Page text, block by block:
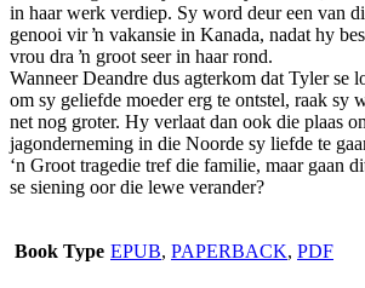
in haar werk verdiep. Sy word deur een van
genooi vir ŉ vakansie in Kanada, nadat hy
vrou dra ŉ groot seer in haar rond.
Wanneer Deandre dus agterkom dat Tyler se
om sy geliefde moeder erg te ontstel, raak sy
net nog groter. Hy verlaat dan ook die plaas
jagonderneming in die Noorde sy liefde te
‘n Groot tragedie tref die familie, maar gaan
se siening oor die lewe verander?
Book Type EPUB, PAPERBACK, PDF